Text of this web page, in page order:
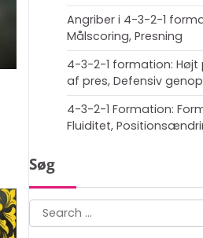
Angriber i 4-3-2-1
Målscoring, Presning
4-3-2-1 formation: Højt
af pres, Defensiv
4-3-2-1 Formation:
Fluiditet,
Søg
Search
for: